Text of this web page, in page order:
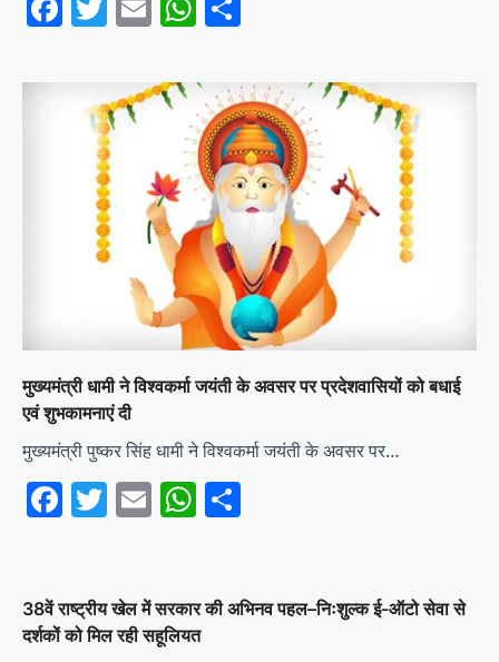
मुख्यमंत्री धामी ने विश्वकर्मा जयंती के अवसर पर प्रदेशवासियों को बधाई
एवं शुभकामनाएं दी
मुख्यमंत्री पुष्कर सिंह धामी ने विश्वकर्मा जयंती के अवसर पर…
Facebook
Twitter
EmailWhatsApp
38वें राष्ट्रीय खेल में सरकार की अभिनव पहल–निःशुल्क ई-ऑटो सेवा से
दर्शकों को मिल रही सहूलियत